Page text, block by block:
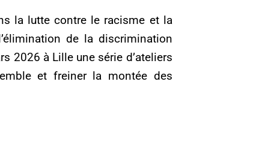
la lutte contre le racisme et la
de la discrimination
2026 à Lille une série d’ateliers
et freiner la montée des